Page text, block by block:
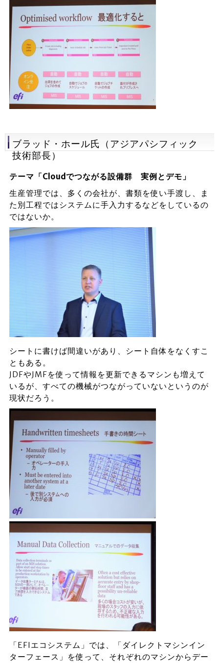
ブラッド・ホール氏（アジアパシフィック
技術部長）
テーマ「Cloudでつながる設備群 実例とデモ」
生産管理では、多くの会社が、書類を使い手渡し、ま
た別工程ではシステムに手入力するなどをしているの
ではないか。
シートに書けば間違いがあり、シート自体をなくすこ
ともある。
JDFやJMFを使って情報を更新できるマシンも増えて
いるが、すべての機械がつながっていないというのが
現状だろう。
「EFIエコシステム」では、「ダイレクトマシンイン
ターフェース」を使って、それぞれのマシンからデー